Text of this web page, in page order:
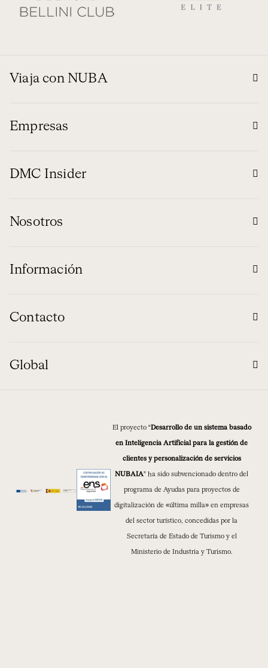
Viaja con NUBA
Empresas
DMC Insider
Nosotros
Información
Contacto
Global
El proyecto “Desarrollo de un sistema basado
en Inteligencia Artificial para la gestión de
clientes y personalización de servicios
NUBAIA” ha sido subvencionado dentro del
programa de Ayudas para proyectos de
digitalización de «última milla» en empresas
del sector turístico, concedidas por la
Secretaría de Estado de Turismo y el
Ministerio de Industria y Turismo.